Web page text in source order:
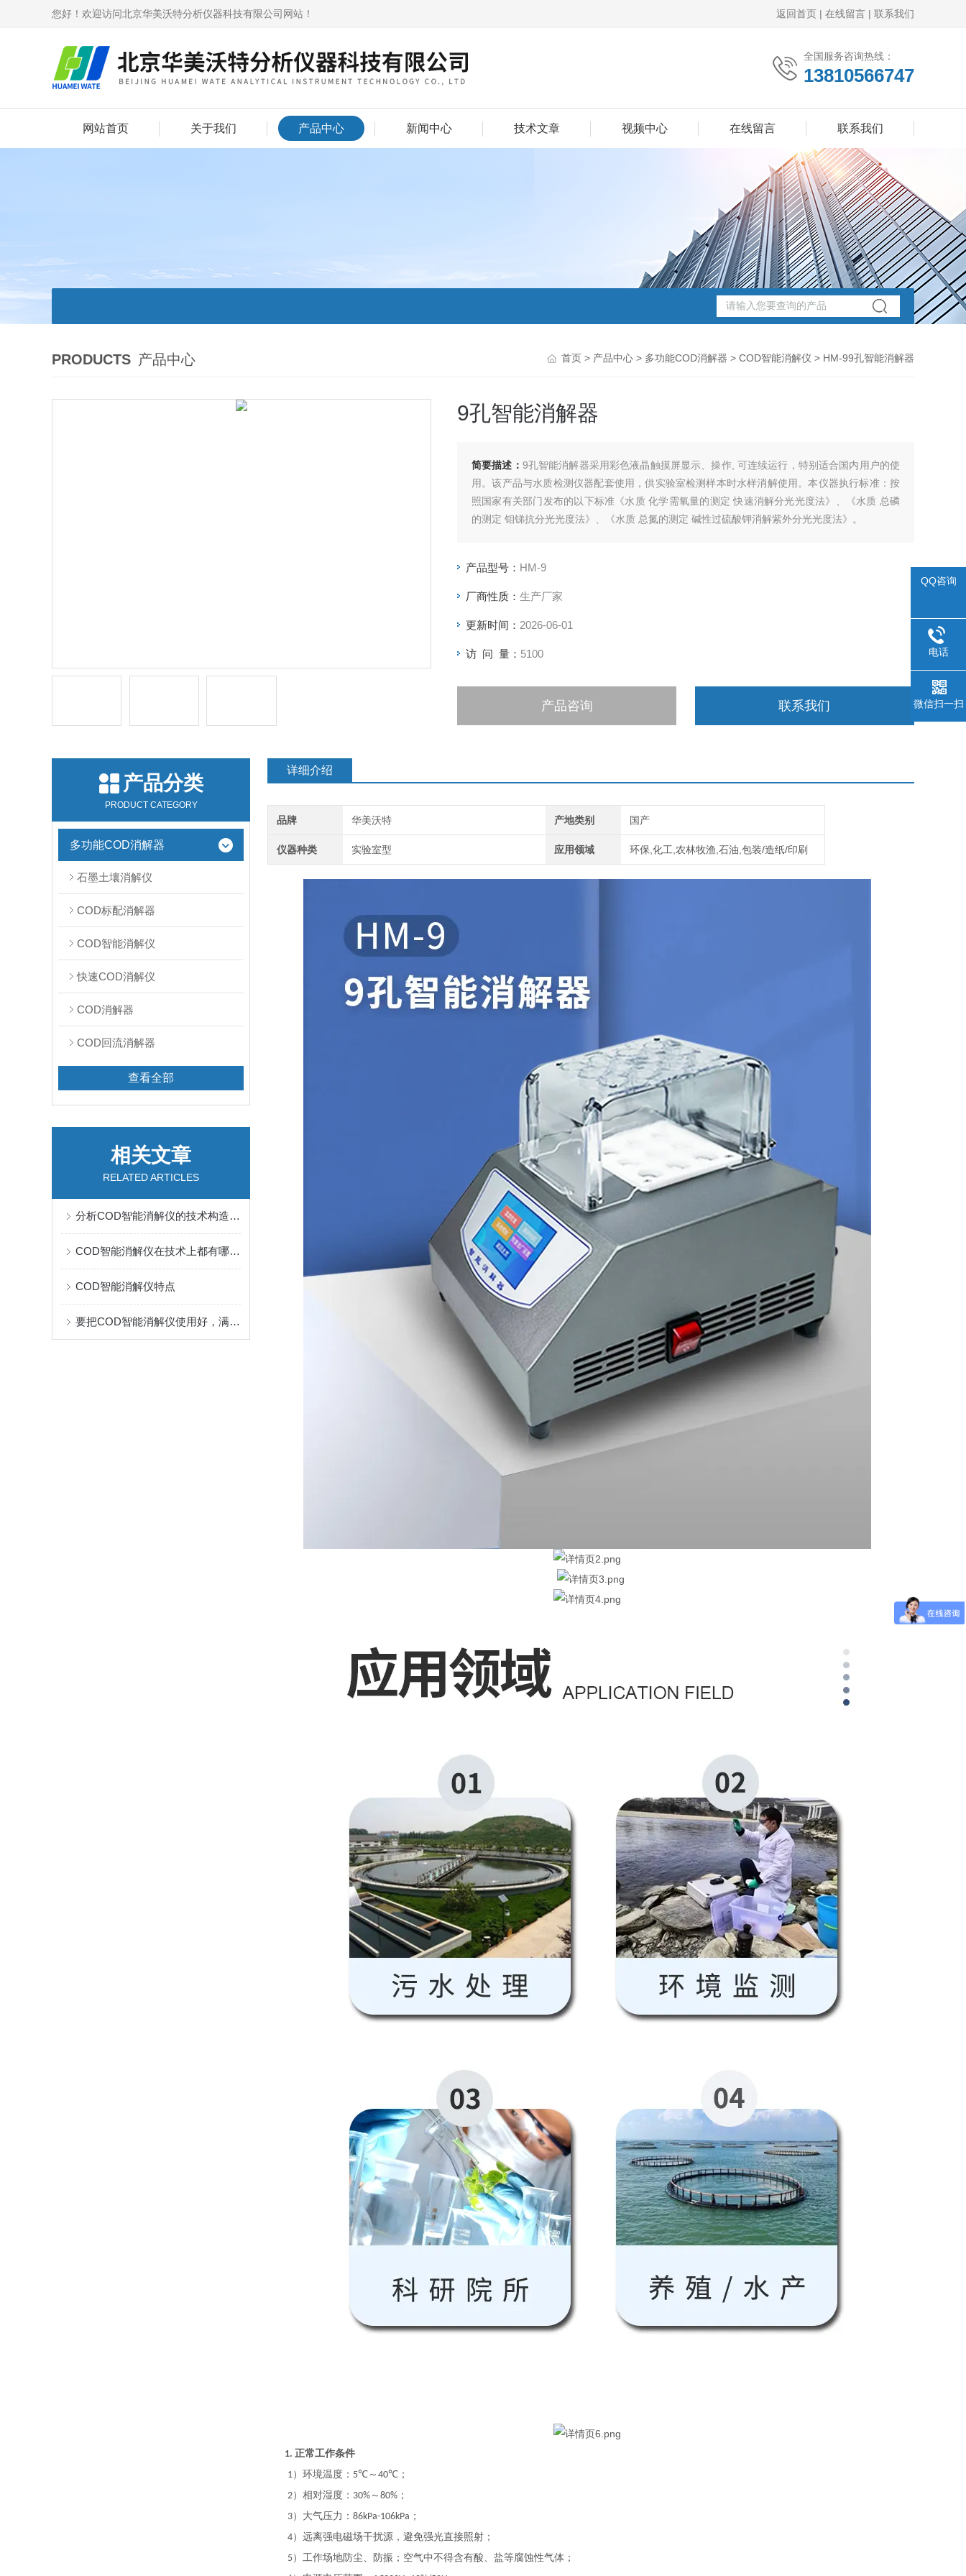
您好！欢迎访问北京华美沃特分析仪器科技有限公司网站！ 返回首页 | 在线留言 | 联系我们
全国服务咨询热线：
13810566747
网站首页 关于我们 产品中心 新闻中心 技术文章 视频中心 在线留言 联系我们
PRODUCTS 产品中心 首页 > 产品中心 > 多功能COD消解器 > COD智能消解仪 > HM-99孔智能消解器
9孔智能消解器
简要描述： 9孔智能消解器采用彩色液晶触摸屏显示、操作, 可连续运行，特别适合国内用户的使
用。该产品与水质检测仪器配套使用，供实验室检测样本时水样消解使用。本仪器执行标准：按
照国家有关部门发布的以下标准《水质 化学需氧量的测定 快速消解分光光度法》、《水质 总磷
的测定 钼锑抗分光光度法》、《水质 总氮的测定 碱性过硫酸钾消解紫外分光光度法》。
产品型号： HM-9
厂商性质： 生产厂家
更新时间： 2026-06-01
访 问 量： 5100
产品咨询 联系我们
产品分类
PRODUCT CATEGORY
多功能COD消解器
石墨土壤消解仪
COD标配消解器
COD智能消解仪
快速COD消解仪
COD消解器
COD回流消解器
查看全部
相关文章
RELATED ARTICLES
分析COD智能消解仪的技术构造和正常使用条件
COD智能消解仪在技术上都有哪些指标你知道吗？
COD智能消解仪特点
要把COD智能消解仪使用好，满足这5个条件即可！
详细介绍
品牌 华美沃特 产地类别 国产
仪器种类 实验室型 应用领域 环保,化工,农林牧渔,石油,包装/造纸/印刷
1. 正常工作条件
1）环境温度 ： 5℃ ～ 40℃ ；
2）相对湿度 ： 30% ～ 80% ；
3）大气压力： 86kPa-106kPa ；
4）远离强电磁场干扰源，避免强光直接照射；
5）工作场地防尘、防振；空气中不得含有酸、盐等腐蚀性气体；
QQ咨询
电话
微信扫一扫